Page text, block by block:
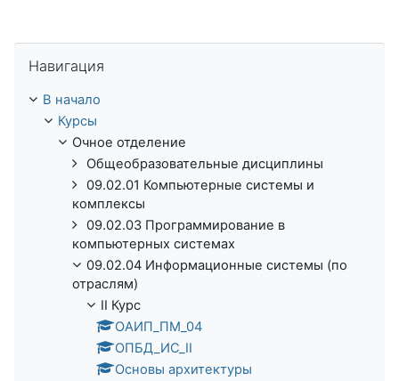
Навигация
В начало
Курсы
Очное отделение
Общеобразовательные дисциплины
09.02.01 Компьютерные системы и
комплексы
09.02.03 Программирование в
компьютерных системах
09.02.04 Информационные системы (по
отраслям)
II Курс
ОАИП_ПМ_04
ОПБД_ИС_II
Основы архитектуры